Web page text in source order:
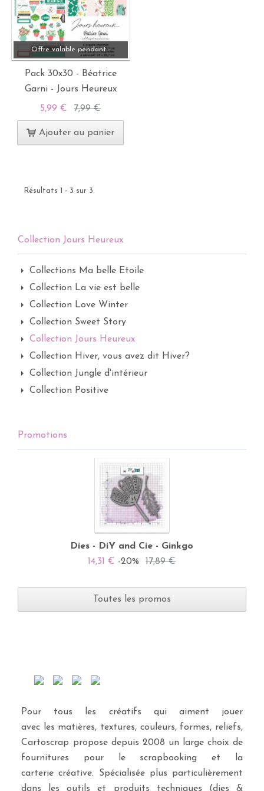
Offre valable pendant :
Pack 30x30 - Béatrice
Garni - Jours Heureux
5,99 € 7,99 €
Ajouter au panier
Résultats 1 - 3 sur 3.
Collection Jours Heureux
Collections Ma belle Etoile
Collection La vie est belle
Collection Love Winter
Collection Sweet Story
Collection Jours Heureux
Collection Hiver, vous avez dit Hiver?
Collection Jungle d'intérieur
Collection Positive
Promotions
Dies - DiY and Cie - Ginkgo
14,31 € -20% 17,89 €
Toutes les promos
Pour tous les créatifs qui aiment jouer
avec les matières, textures, couleurs, formes, reliefs,
Cartoscrap propose depuis 2008 un large choix de
fournitures pour le scrapbooking et la
carterie créative. Spécialisée plus particulièrement
dans les outils et produits techniques (dies &